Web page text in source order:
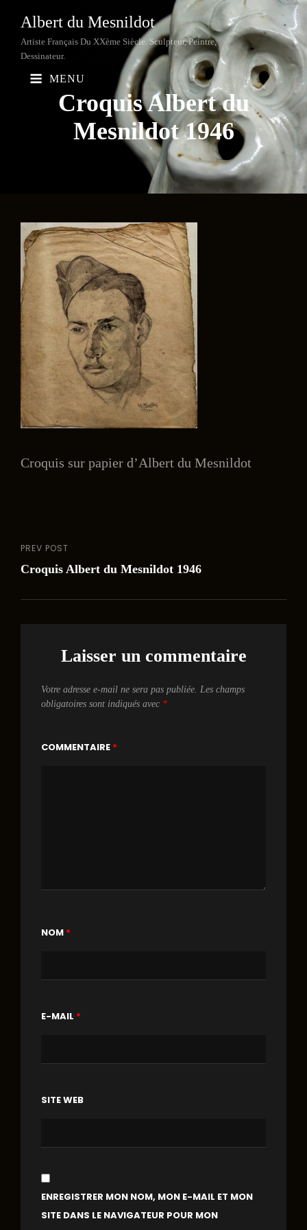
Albert du Mesnildot
Artiste Français Du XXème Siècle. Sculpteur, Peintre,
Dessinateur.
MENU
Croquis Albert du
Mesnildot1946
Croquis sur papier d’Albert du Mesnildot
Navigation
Previous
Post
PREV POST
Croquis Albert du Mesnildot 1946
Laisser un commentaire
Votre adresse e-mail ne sera pas publiée. Les champs
obligatoires sont indiqués avec *
COMMENTAIRE *
NOM *
E-MAIL *
SITE WEB
ENREGISTRER MON NOM, MON E-MAIL ET MON
SITE DANS LE NAVIGATEUR POUR MON